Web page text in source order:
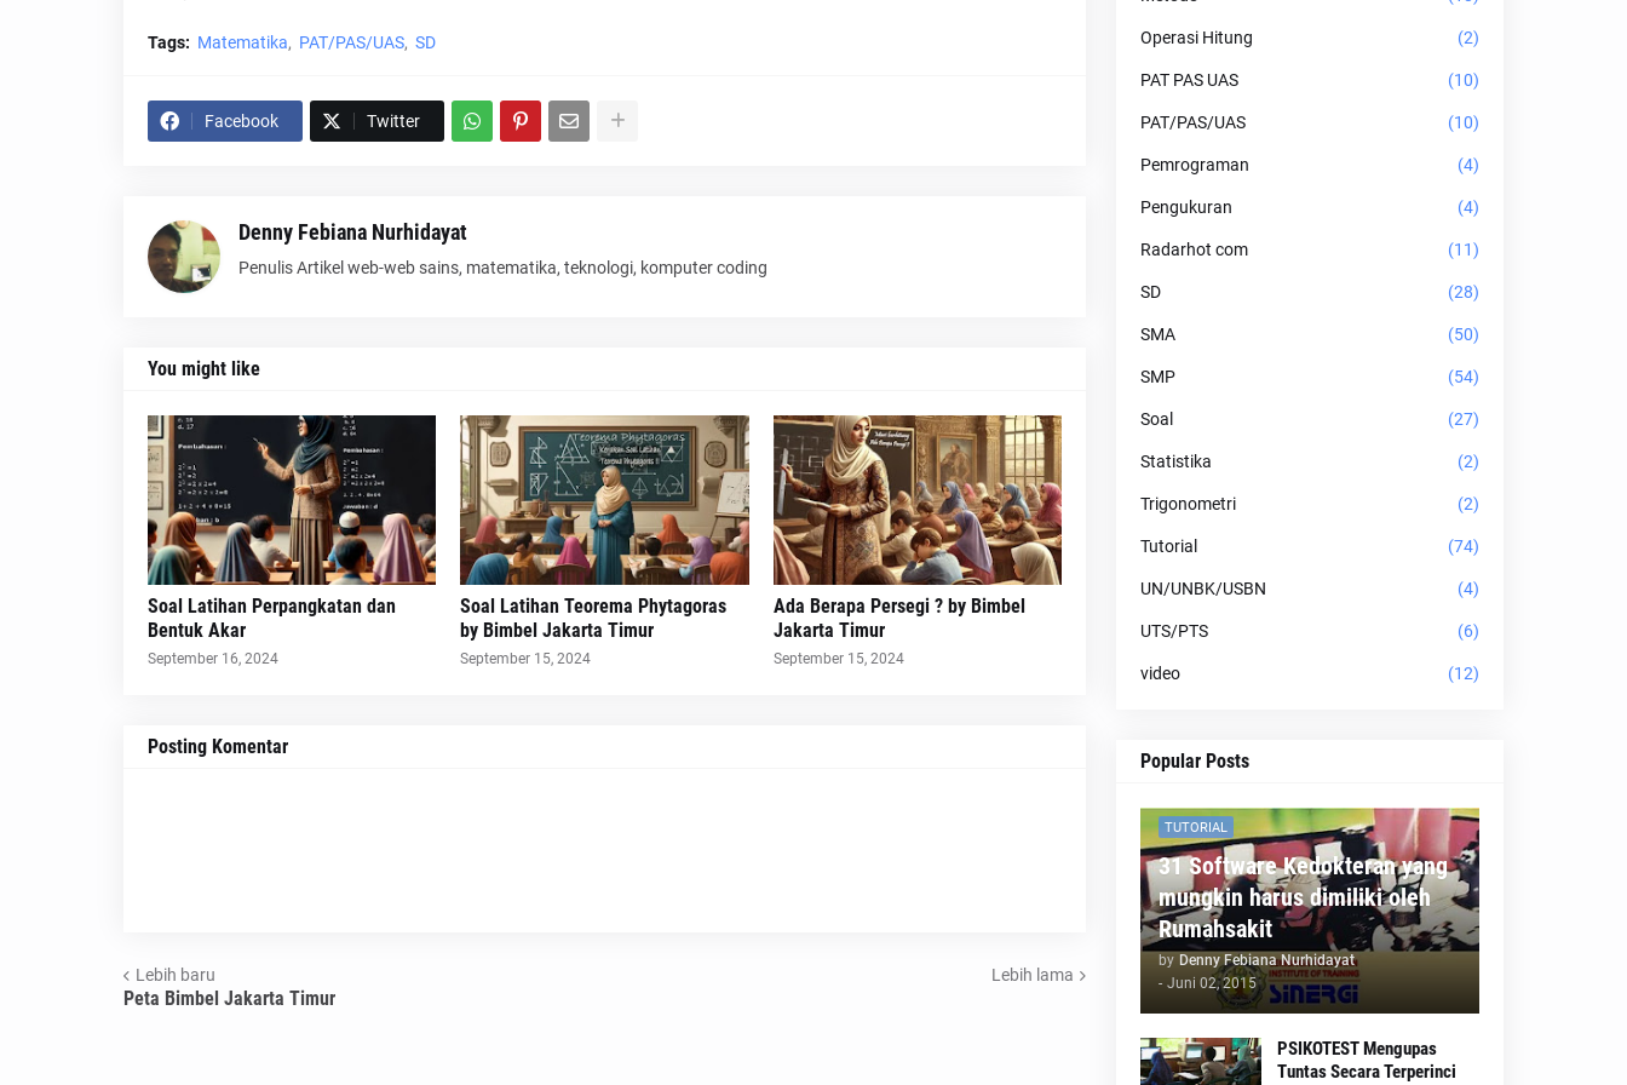
Tags: Matematika PAT/PAS/UAS SD
Facebook Twitter
Denny Febiana Nurhidayat
Penulis Artikel web-web sains, matematika, teknologi, komputer coding
You might like
Soal Latihan Perpangkatan dan
Bentuk Akar
September 16, 2024
Soal Latihan Teorema Phytagoras
by Bimbel Jakarta Timur
September 15, 2024
Ada Berapa Persegi ? by Bimbel
Jakarta Timur
September 15, 2024
Posting Komentar
Lebih baru Lebih lama
Peta Bimbel Jakarta Timur
Operasi Hitung (2)
PAT PAS UAS (10)
PAT/PAS/UAS (10)
Pemrograman (4)
Pengukuran (4)
Radarhot com (11)
SD (28)
SMA (50)
SMP (54)
Soal (27)
Statistika (2)
Trigonometri (2)
Tutorial (74)
UN/UNBK/USBN (4)
UTS/PTS (6)
video (12)
Popular Posts
TUTORIAL
31 Software Kedokteran yang
mungkin harus dimiliki oleh
Rumahsakit
by Denny Febiana Nurhidayat
- Juni 02, 2015
PSIKOTEST Mengupas
Tuntas Secara Terperinci